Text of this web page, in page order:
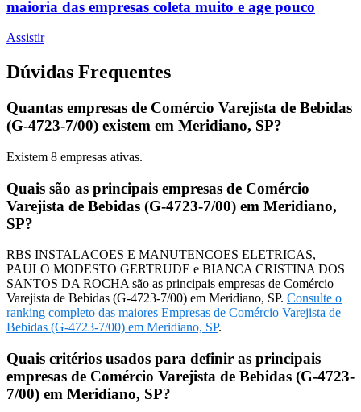
maioria das empresas coleta muito e age pouco
Assistir
Dúvidas Frequentes
Quantas empresas de Comércio Varejista de Bebidas
(G-4723-7/00) existem em Meridiano, SP?
Existem 8 empresas ativas.
Quais são as principais empresas de Comércio
Varejista de Bebidas (G-4723-7/00) em Meridiano,
SP?
RBS INSTALACOES E MANUTENCOES ELETRICAS,
PAULO MODESTO GERTRUDE e BIANCA CRISTINA DOS
SANTOS DA ROCHA são as principais empresas de Comércio
Varejista de Bebidas (G-4723-7/00) em Meridiano, SP. Consulte o
ranking completo das maiores Empresas de Comércio Varejista de
Bebidas (G-4723-7/00) em Meridiano, SP.
Quais critérios usados para definir as principais
empresas de Comércio Varejista de Bebidas (G-4723-
7/00) em Meridiano, SP?